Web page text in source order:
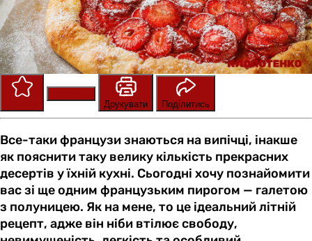
Друкувати
Поділитись
Все-таки французи знаються на випічці, інакше
як пояснити таку велику кількість прекрасних
десертів у їхній кухні. Сьогодні хочу познайомити
вас зі ще одним французьким пирогом — галетою
з полуницею. Як на мене, то це ідеальний літній
рецепт, адже він ніби втілює свободу,